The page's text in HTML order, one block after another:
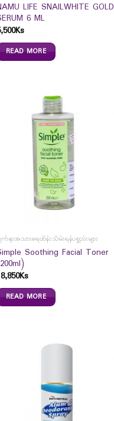
LIFE SNAILWHITE GOLD
6 ML
Ks
READ MORE
က်နှာအသားရေထိန်းသိမ်းရန်ပစ္စည်းများ
Soothing Facial Toner
Ks
READ MORE